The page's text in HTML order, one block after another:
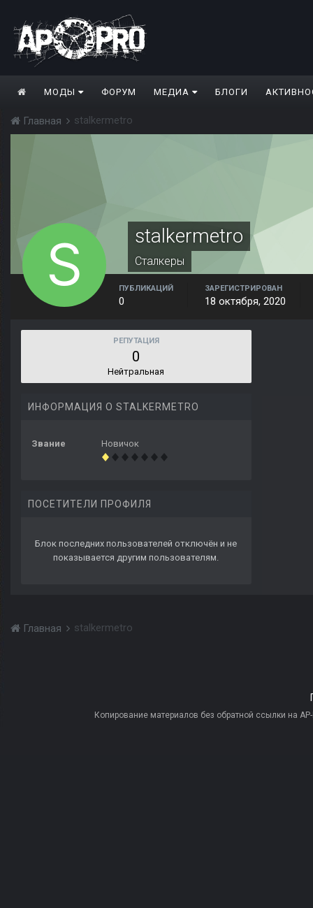
МОДЫ ФОРУМ МЕДИА БЛОГИ
Главная stalkermetro
stalkermetro
Сталкеры
ПУБЛИКАЦИЙ
0
ЗАРЕГИСТРИРОВАН
18 октября, 2020
РЕПУТАЦИЯ
0
Нейтральная
ИНФОРМАЦИЯ О STALKERMETRO
Звание Новичок
ПОСЕТИТЕЛИ ПРОФИЛЯ
Блок последних пользователей отключён и не
показывается другим пользователям.
Главная stalkermetro
Копирование материалов без обратной ссылки на